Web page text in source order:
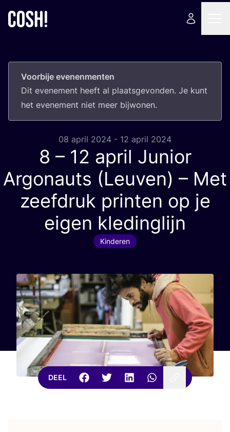
Voorbije evenenmenten
Dit eve­ne­ment heeft al plaats­ge­von­den. Je kunt
het eve­ne­ment niet meer bijwonen.
08 april 2024 - 12 april 2024
8 – 12 april Junior
Argonauts (Leuven) – Met
zeefdruk printen op je
eigen kledinglijn
Kinderen
DEEL